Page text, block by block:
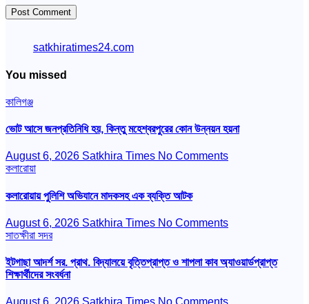
satkhiratimes24.com
You missed
কালিগঞ্জ
ভোট আসে জনপ্রতিনিধি হয়, কিন্তু মহেশ্বরপুরের কোন উন্নয়ন হয়না
August 6, 2026 Satkhira Times No Comments
কলারোয়া
কলারোয়ায় পুলিশি অভিযানে মাদকসহ এক ব্যক্তি আটক
August 6, 2026 Satkhira Times No Comments
সাতক্ষীরা সদর
ইটগাছা আদর্শ সর. প্রাথ. বিদ্যালয়ে বৃত্তিপ্রাপ্ত ও শাপলা কাব অ্যাওয়ার্ডপ্রাপ্ত
শিক্ষার্থীদের সংবর্ধনা